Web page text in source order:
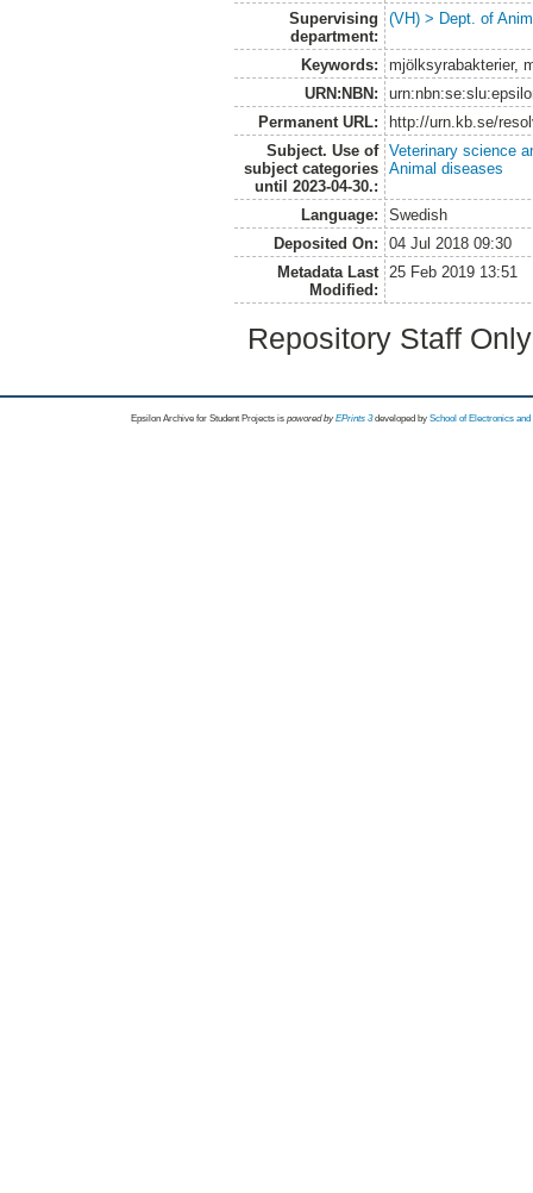
Supervising
department:
(VH) > Dept. of
Keywords:
mjölksyrabakterier,
URN:NBN:
Permanent URL:
http://urn.kb.se/
Subject. Use of
subject categories
until 2023-04-30.:
Veterinary science
Animal diseases
Language:
Swedish
Deposited On:
04 Jul 2018 09:30
Metadata Last
Modified:
25 Feb 2019 13:51
Repository Staff
Epsilon Archive for Student Projects is powored byEPrints 3 developed by School of Electronics